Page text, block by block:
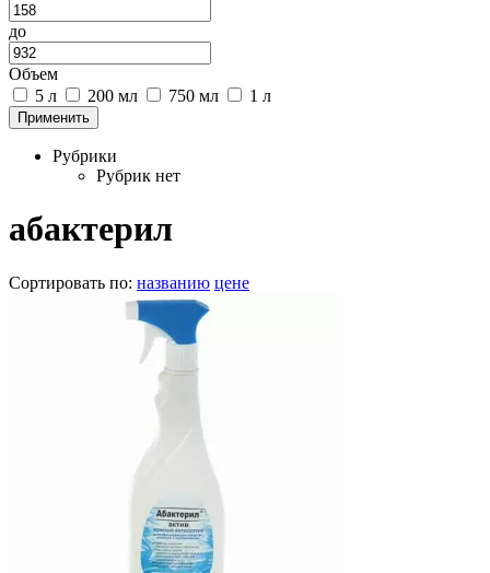
до
Объем
5 л
200 мл 750 мл 1 л
Применить
Рубрики
Рубрик нет
абактерил
Сортировать по: названию цене